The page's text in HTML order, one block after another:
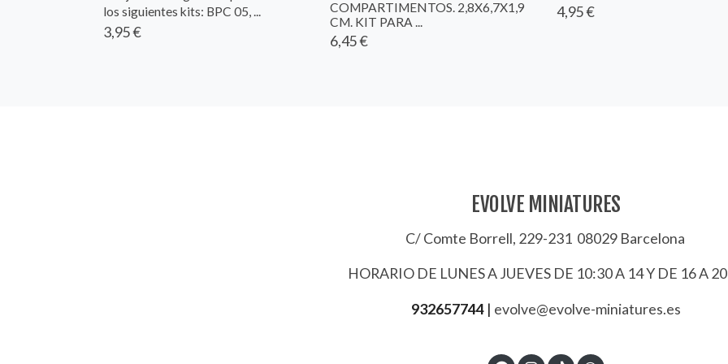
los siguientes kits: BPC 05, ...
3,95 €
COMPARTIMENTOS. 2,8X6,7X1,9
CM. KIT PARA ...
6,45 €
4,95 €
EVOLVE MINIATURES
C/ Comte Borrell, 229-231 08029 Barcelona
HORARIO DE LUNES A JUEVES DE 10:30 A 14 Y DE 16 A
932657744 | evolve@evolve-miniatures.es